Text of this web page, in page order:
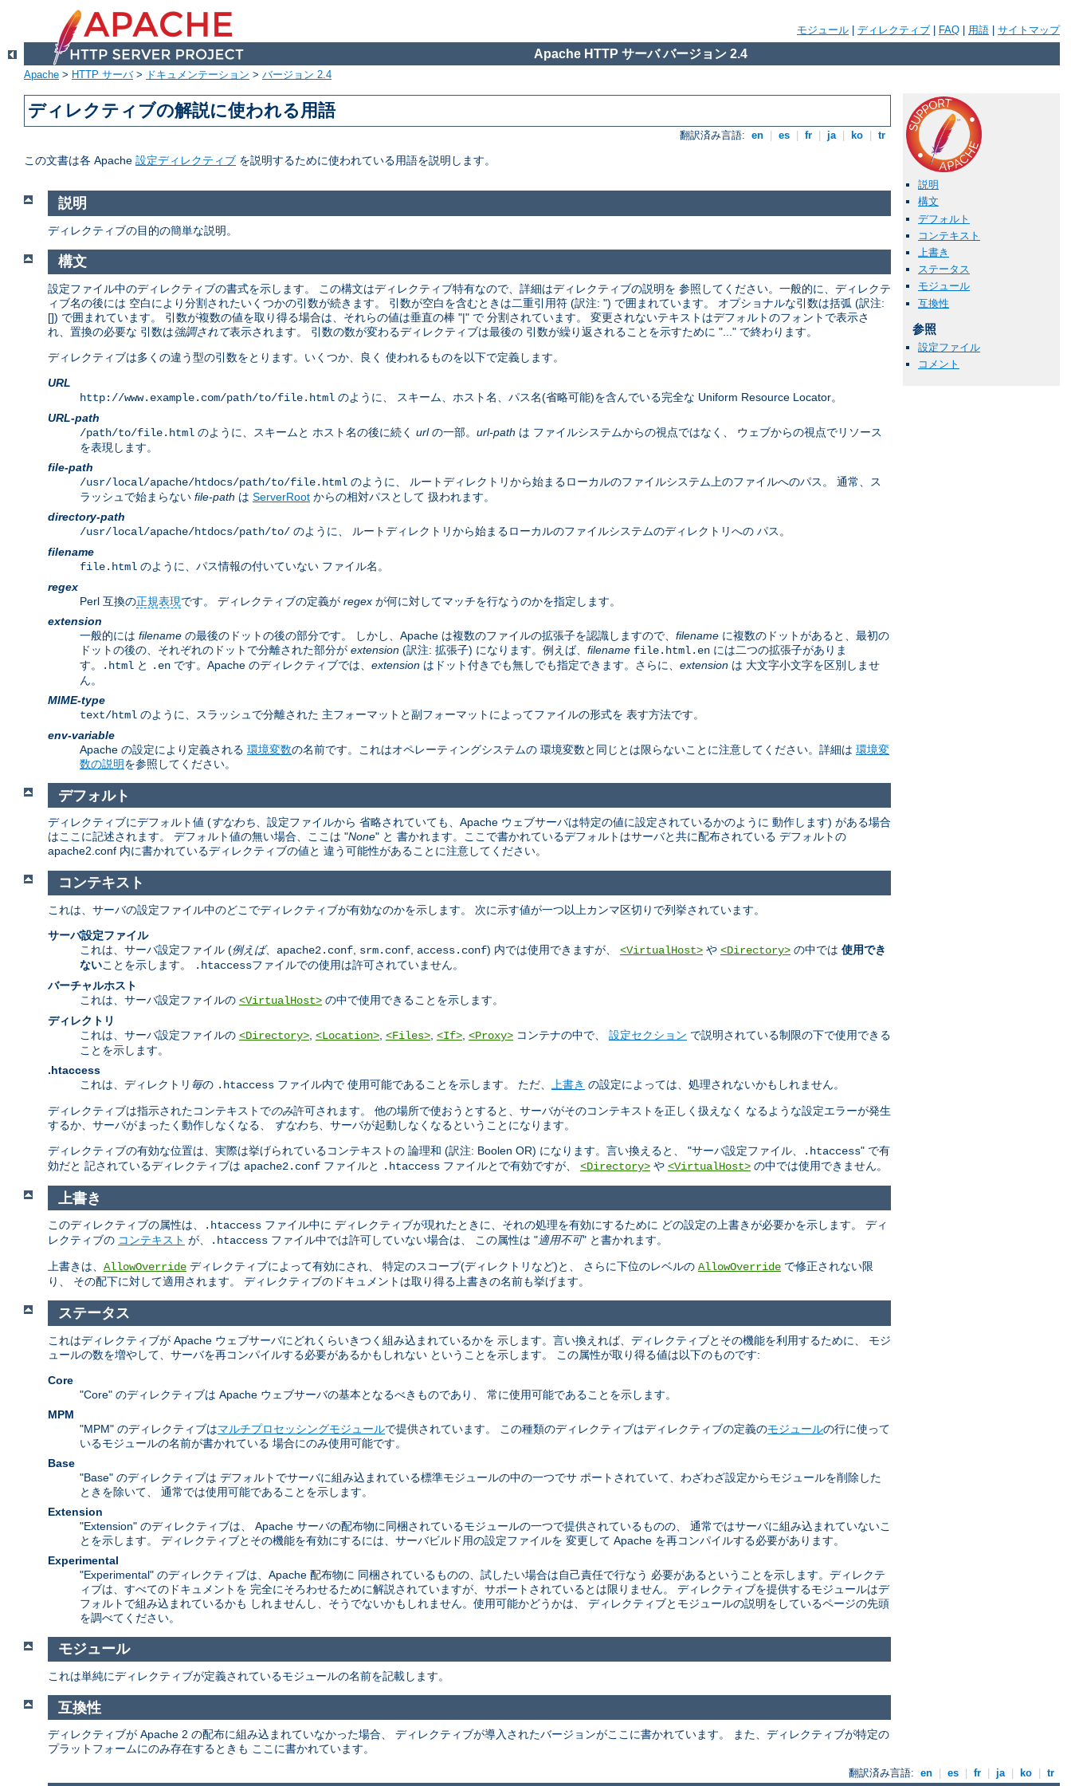
モジュール ディレクティブ FAQ 用語 サイトマップ
Apache HTTP サーバ バージョン 2.4
Apache > HTTP サーバ> ドキュメンテーション > バージョン 2.4
ディレクティブの解説に使われる用語
翻訳済み言語: en es fr ja ko tr
この文書は各 Apache 設定ディレクティブ を説明するために使われている用語を説明します。
説明
構文
デフォルト
コンテキスト
上書き
ステータス
モジュール
互換性
参照
設定ファイル
コメント
説明
ディレクティブの目的の簡単な説明。
構文
設定ファイル中のディレクティブの書式を示します。 この構文はディレクティブ特有なので、詳細はディレクティブの説明を 参照してください。一般的に、ディレクテ
ィブ名の後には 空白により分割されたいくつかの引数が続きます。 引数が空白を含むときは二重引用符 (訳注: ") で囲まれています。 オプショナルな引数は括弧 (訳注:
[]) で囲まれています。 引数が複数の値を取り得る場合は、それらの値は垂直の棒 "|" で 分割されています。 変更されないテキストはデフォルトのフォントで表示さ
れ、置換の必要な 引数は強調されて表示されます。 引数の数が変わるディレクティブは最後の 引数が繰り返されることを示すために "..." で終わります。
ディレクティブは多くの違う型の引数をとります。いくつか、良く 使われるものを以下で定義します。
URL
http://www.example.com/path/to/file.html のように、 スキーム、ホスト名、パス名(省略可能)を含んでいる完全な Uniform Resource Locator。
URL-path
/path/to/file.html のように、スキームと ホスト名の後に続く urlの一部。 url-path は ファイルシステムからの視点ではなく、 ウェブからの視点でリソース
を表現します。
file-path
/usr/local/apache/htdocs/path/to/file.html のように、 ルートディレクトリから始まるローカルのファイルシステム上のファイルへのパス。 通常、ス
ラッシュで始まらない file-path は ServerRoot からの相対パスとして 扱われます。
directory-path
/usr/local/apache/htdocs/path/to/ のように、 ルートディレクトリから始まるローカルのファイルシステムのディレクトリへの パス。
filename
file.html のように、パス情報の付いていない ファイル名。
regex
Perl 互換の正規表現です。 ディレクティブの定義が regex が何に対してマッチを行なうのかを指定します。
extension
一般的には filename の最後のドットの後の部分です。 しかし、Apache は複数のファイルの拡張子を認識しますので、 filename に複数のドットがあると、最初の
ドットの後の、それぞれのドットで分離された部分が extension (訳注: 拡張子) になります。例えば、 filename file.html.en には二つの拡張子がありま
す。
.html と .en です。Apache のディレクティブでは、 extension はドット付きでも無しでも指定できます。さらに、 extension は 大文字小文字を区別しませ
ん。
MIME-type
text/html のように、スラッシュで分離された 主フォーマットと副フォーマットによってファイルの形式を 表す方法です。
env-variable
Apache の設定により定義される 環境変数の名前です。これはオペレーティングシステムの 環境変数と同じとは限らないことに注意してください。詳細は 環境変
数の説明を参照してください。
デフォルト
ディレクティブにデフォルト値 (すなわち、設定ファイルから 省略されていても、Apache ウェブサーバは特定の値に設定されているかのように 動作します) がある場合
はここに記述されます。 デフォルト値の無い場合、ここは "None" と 書かれます。ここで書かれているデフォルトはサーバと共に配布されている デフォルトの
apache2.conf 内に書かれているディレクティブの値と 違う可能性があることに注意してください。
コンテキスト
これは、サーバの設定ファイル中のどこでディレクティブが有効なのかを示します。 次に示す値が一つ以上カンマ区切りで列挙されています。
サーバ設定ファイル
これは、サーバ設定ファイル (例えば、 apache2.conf srm.conf access.conf) 内では使用できますが、 <VirtualHost> や <Directory> の中では 使用でき
ないことを示します。 .htaccessファイルでの使用は許可されていません。
バーチャルホスト
これは、サーバ設定ファイルの <VirtualHost> の中で使用できることを示します。
ディレクトリ
これは、サーバ設定ファイルの <Directory> <Location> <Files> <If> <Proxy> コンテナの中で、 設定セクション で説明されている制限の下で使用できる
ことを示します。
.htaccess
これは、ディレクトリ 毎の .htaccess ファイル内で 使用可能であることを示します。 ただ、 上書き の設定によっては、処理されないかもしれません。
ディレクティブは指示されたコンテキストでのみ許可されます。 他の場所で使おうとすると、サーバがそのコンテキストを正しく扱えなく なるような設定エラーが発生
するか、サーバがまったく動作しなくなる、
すなわち 、サーバが起動しなくなるということになります。
ディレクティブの有効な位置は、実際は挙げられているコンテキストの 論理和 (訳注: Boolen OR) になります。言い換えると、 "サーバ設定ファイル、.htaccess" で有
効だと 記されているディレクティブは apache2.conf ファイルと .htaccess ファイルとで有効ですが、 <Directory> や <VirtualHost> の中では使用できません。
上書き
このディレクティブの属性は、 .htaccess ファイル中に ディレクティブが現れたときに、それの処理を有効にするために どの設定の上書きが必要かを示します。 ディ
レクティブの コンテキスト が、 .htaccess ファイル中では許可していない場合は、 この属性は "適用不可" と書かれます。
上書きは、 AllowOverride ディレクティブによって有効にされ、 特定のスコープ(ディレクトリなど)と、 さらに下位のレベルの AllowOverride で修正されない限
り、 その配下に対して適用されます。 ディレクティブのドキュメントは取り得る上書きの名前も挙げます。
ステータス
これはディレクティブが Apache ウェブサーバにどれくらいきつく組み込まれているかを 示します。言い換えれば、ディレクティブとその機能を利用するために、 モジ
ュールの数を増やして、サーバを再コンパイルする必要があるかもしれない ということを示します。 この属性が取り得る値は以下のものです:
Core
"Core" のディレクティブは Apache ウェブサーバの基本となるべきものであり、 常に使用可能であることを示します。
MPM
"MPM" のディレクティブはマルチプロセッシングモジュールで提供されています。 この種類のディレクティブはディレクティブの定義のモジュールの行に使って
いるモジュールの名前が書かれている 場合にのみ使用可能です。
Base
"Base" のディレクティブは デフォルトでサーバに組み込まれている標準モジュールの中の一つでサ ポートされていて、わざわざ設定からモジュールを削除した
ときを除いて、 通常では使用可能であることを示します。
Extension
"Extension" のディレクティブは、 Apache サーバの配布物に同梱されているモジュールの一つで提供されているものの、 通常ではサーバに組み込まれていないこ
とを示します。 ディレクティブとその機能を有効にするには、サーバビルド用の設定ファイルを 変更して Apache を再コンパイルする必要があります。
Experimental
"Experimental" のディレクティブは、Apache 配布物に 同梱されているものの、試したい場合は自己責任で行なう 必要があるということを示します。ディレクテ
ィブは、すべてのドキュメントを 完全にそろわせるために解説されていますが、サポートされているとは限りません。 ディレクティブを提供するモジュールはデ
フォルトで組み込まれているかも しれませんし、そうでないかもしれません。使用可能かどうかは、 ディレクティブとモジュールの説明をしているページの先頭
を調べてください。
モジュール
これは単純にディレクティブが定義されているモジュールの名前を記載します。
互換性
ディレクティブが Apache 2 の配布に組み込まれていなかった場合、 ディレクティブが導入されたバージョンがここに書かれています。 また、ディレクティブが特定の
プラットフォームにのみ存在するときも ここに書かれています。
翻訳済み言語: en es fr ja ko tr